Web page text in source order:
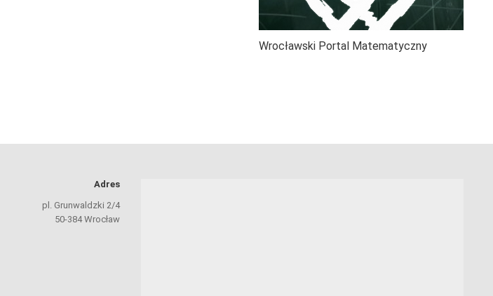
Wrocławski Portal Matematyczny
Adres
pl. Grunwaldzki 2/4
50-384 Wrocław